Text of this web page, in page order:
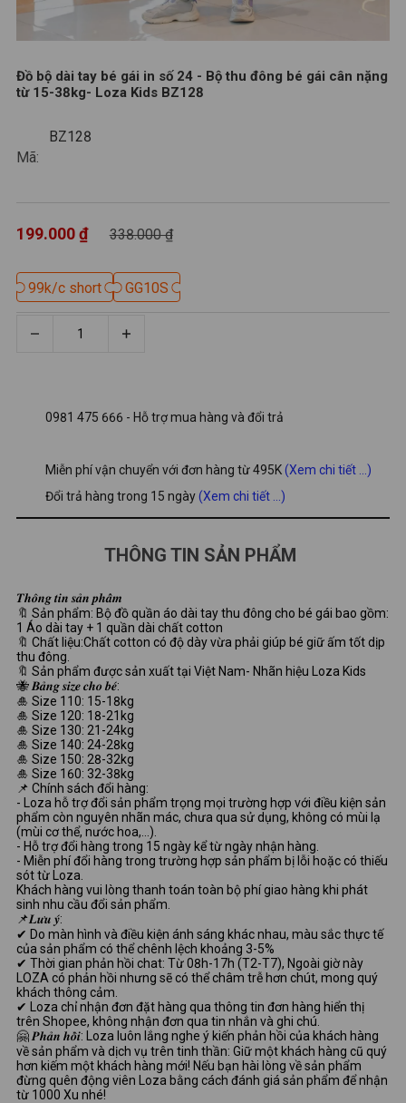
Đồ bộ dài tay bé gái in số 24 - Bộ thu đông bé gái cân nặng
từ 15-38kg- Loza Kids BZ128
Mã:
338.000 ₫
199.000 ₫
0981 475 666 - Hỗ trợ mua hàng và đổi trả
Miễn phí vận chuyển với đơn hàng từ 495K(Xem chi tiết ...)
Đổi trả hàng trong 15 ngày(Xem chi tiết ...)
BZ128
99k/c short
99k/c short GG10S
GG10S
THÔNG TIN SẢN PHẨM
𝑻𝒉𝒐̂𝒏𝒈 𝒕𝒊𝒏 𝒔𝒂̉𝒏 𝒑𝒉𝒂̂̉𝒎
🔖 Sản phẩm: Bộ đồ quần áo dài tay thu đông cho bé gái bao gồm:
1 Áo dài tay + 1 quần dài chất cotton
🔖 Chất liệu:Chất cotton có độ dày vừa phải giúp bé giữ ấm tốt dịp
thu đông.
🔖 Sản phẩm được sản xuất tại Việt Nam- Nhãn hiệu Loza Kids
🐝 𝑩𝒂̉𝒏𝒈 𝒔𝒊𝒛𝒆 𝒄𝒉𝒐 𝒃𝒆́:
🎍 Size 110: 15-18kg
🎍 Size 120: 18-21kg
🎍 Size 130: 21-24kg
🎍 Size 140: 24-28kg
🎍 Size 150: 28-32kg
🎍 Size 160: 32-38kg
📌 Chính sách đổi hàng:
- Loza hỗ trợ đổi sản phẩm trọng mọi trường hợp với điều kiện sản
phẩm còn nguyên nhãn mác, chưa qua sử dụng, không có mùi lạ
(mùi cơ thể, nước hoa,...).
- Hỗ trợ đổi hàng trong 15 ngày kể từ ngày nhận hàng.
- Miễn phí đổi hàng trong trường hợp sản phẩm bị lỗi hoặc có thiếu
sót từ Loza.
Khách hàng vui lòng thanh toán toàn bộ phí giao hàng khi phát
sinh nhu cầu đổi sản phẩm.
📌𝑳𝒖̛𝒖 𝒚́:
✔ Do màn hình và điều kiện ánh sáng khác nhau, màu sắc thực tế
của sản phẩm có thể chênh lệch khoảng 3-5%
✔ Thời gian phản hồi chat: Từ 08h-17h (T2-T7), Ngoài giờ này
LOZA có phản hồi nhưng sẽ có thể châm trễ hơn chút, mong quý
khách thông cảm.
✔ Loza chỉ nhận đơn đặt hàng qua thông tin đơn hàng hiển thị
trên Shopee, không nhận đơn qua tin nhắn và ghi chú.
🤗 𝑷𝒉𝒂̉𝒏 𝒉𝒐̂̀𝒊: Loza luôn lắng nghe ý kiến phản hồi của khách hàng
về sản phẩm và dịch vụ trên tinh thần: Giữ một khách hàng cũ quý
hơn kiếm một khách hàng mới! Nếu bạn hài lòng về sản phẩm
đừng quên động viên Loza bằng cách đánh giá sản phẩm để nhận
từ 1000 Xu nhé!